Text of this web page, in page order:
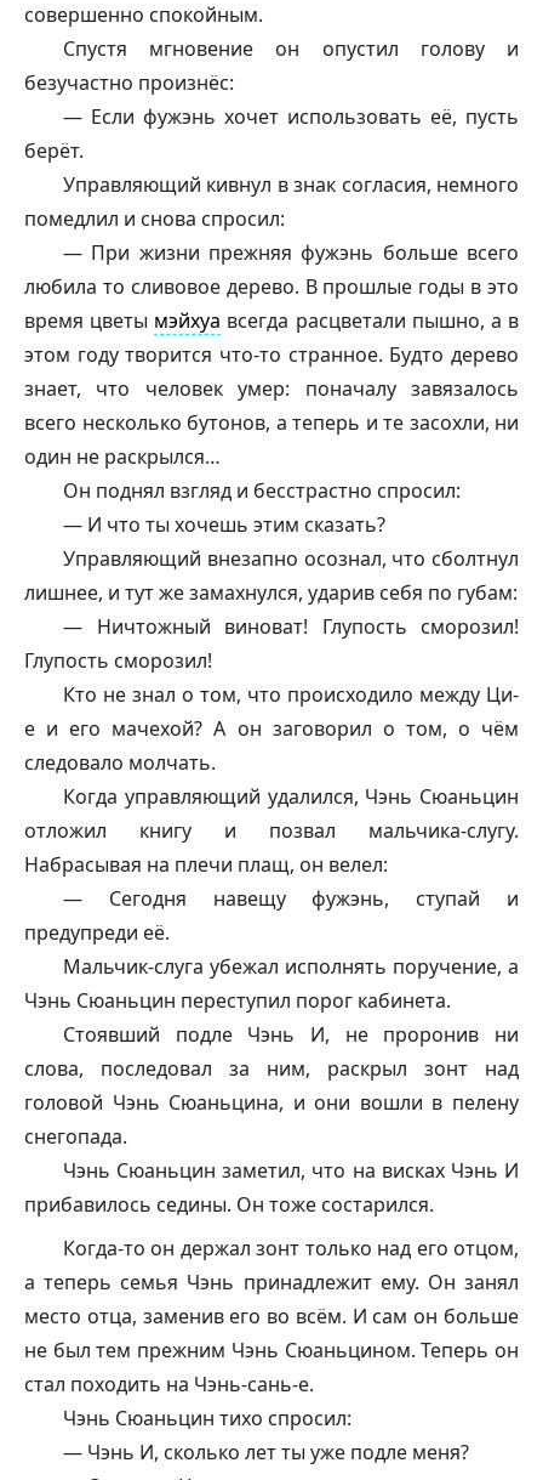
совершенно спокойным.
Спустя мгновение он опустил голову и
безучастно произнёс:
— Если фужэнь хочет использовать её, пусть
берёт.
Управляющий кивнул в знак согласия, немного
помедлил и снова спросил:
— При жизни прежняяфужэнь больше всего
любила то сливовое дерево. В прошлые годы в это
время цветы мэйхуа всегда расцветали пышно, а в
этом году творится что-то странное. Будто дерево
знает, что человек умер: поначалу завязалось
всего несколько бутонов, а теперь и те засохли, ни
один не раскрылся…
Он поднял взгляд и бесстрастно спросил:
— И что ты хочешь этим сказать?
Управляющий внезапно осознал, что сболтнул
лишнее, и тут же замахнулся, ударив себя по губам:
— Ничтожный виноват! Глупость сморозил!
Глупость сморозил!
Кто не знал о том, что происходило между Ци-
е и его мачехой? А он заговорил о том, о чём
следовало молчать.
Когда управляющий удалился, Чэнь Сюаньцин
отложил книгу и позвал мальчика-слугу.
Набрасывая на плечи плащ, он велел:
— Сегодня навещуфужэнь, ступай и
предупреди её.
Мальчик-слуга убежал исполнять поручение, а
Чэнь Сюаньцин переступил порог кабинета.
Стоявший подле Чэнь И, не проронив ни
слова, последовал за ним, раскрыл зонт над
головой Чэнь Сюаньцина, и они вошли в пелену
снегопада.
Чэнь Сюаньцин заметил, что на висках Чэнь И
прибавилось седины. Он тоже состарился.
Когда-то он держал зонт только над его отцом,
а теперь семья Чэнь принадлежит ему. Он занял
место отца, заменив его во всём. И сам он больше
не был тем прежним Чэнь Сюаньцином. Теперь он
стал походить на Чэнь-сань-е.
Чэнь Сюаньцин тихо спросил:
— Чэнь И, сколько лет ты уже подле меня?